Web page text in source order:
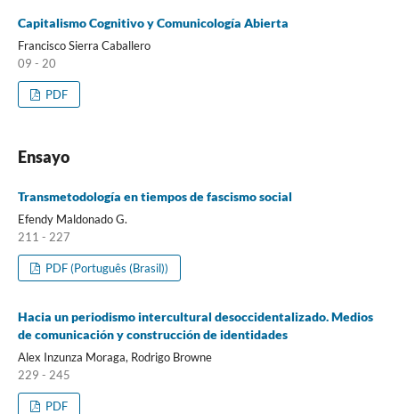
Capitalismo Cognitivo y Comunicología Abierta
Francisco Sierra Caballero
09 - 20
PDF
Ensayo
Transmetodología en tiempos de fascismo social
Efendy Maldonado G.
211 - 227
PDF (Português (Brasil))
Hacia un periodismo intercultural desoccidentalizado. Medios
de comunicación y construcción de identidades
Alex Inzunza Moraga, Rodrigo Browne
229 - 245
PDF